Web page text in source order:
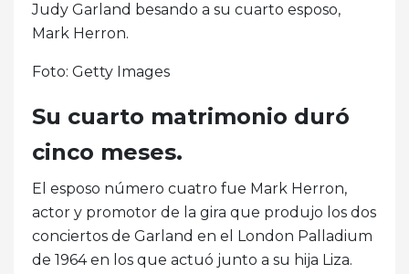
Judy Garland besando a su cuarto esposo,
Mark Herron.
Foto: Getty Images
Su cuarto matrimonio duró
cinco meses.
El esposo número cuatro fue Mark Herron,
actor y promotor de la gira que produjo los dos
conciertos de Garland en el London Palladium
de 1964 en los que actuó junto a su hija Liza.